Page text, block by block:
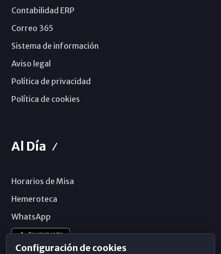
Contabilidad ERP
Correo 365
Sistema de información
Aviso legal
Política de privacidad
Política de cookies
Al Día
Horarios de Misa
Hemeroteca
WhatsApp
Configuración de cookies